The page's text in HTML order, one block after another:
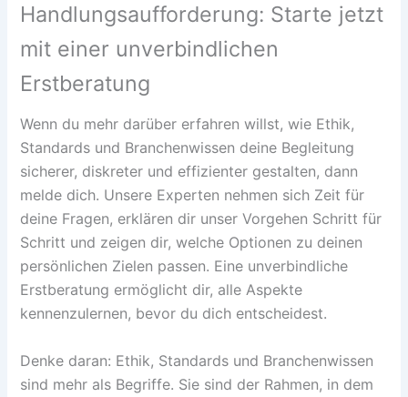
Handlungsaufforderung: Starte jetzt
mit einer unverbindlichen
Erstberatung
Wenn du mehr darüber erfahren willst, wie Ethik,
Standards und Branchenwissen deine Begleitung
sicherer, diskreter und effizienter gestalten, dann
melde dich. Unsere Experten nehmen sich Zeit für
deine Fragen, erklären dir unser Vorgehen Schritt für
Schritt und zeigen dir, welche Optionen zu deinen
persönlichen Zielen passen. Eine unverbindliche
Erstberatung ermöglicht dir, alle Aspekte
kennenzulernen, bevor du dich entscheidest.
Denke daran: Ethik, Standards und Branchenwissen
sind mehr als Begriffe. Sie sind der Rahmen, in dem